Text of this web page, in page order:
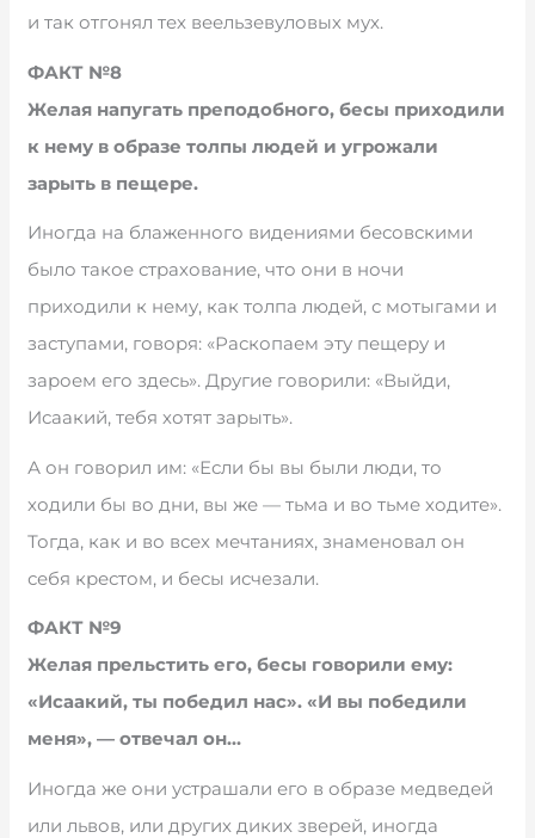
и так отгонял тех веельзевуловых мух.
ФАКТ №8
Желая напугать преподобного, бесы приходили
к нему в образе толпы людей и угрожали
зарыть в пещере.
Иногда на блаженного видениями бесовскими
было такое страхование, что они в ночи
приходили к нему, как толпа людей, с мотыгами и
заступами, говоря: «Раскопаем эту пещеру и
зароем его здесь». Другие говорили: «Выйди,
Исаакий, тебя хотят зарыть».
А он говорил им: «Если бы вы были люди, то
ходили бы во дни, вы же — тьма и во тьме ходите».
Тогда, как и во всех мечтаниях, знаменовал он
себя крестом, и бесы исчезали.
ФАКТ №9
Желая прельстить его, бесы говорили ему:
«Исаакий, ты победил нас». «И вы победили
меня», — отвечал он…
Иногда же они устрашали его в образе медведей
или львов, или других диких зверей, иногда